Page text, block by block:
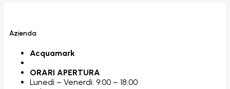
Azienda
Acquamark
ORARI APERTURA
Lunedì – Venerdì: 9:00 – 18:00